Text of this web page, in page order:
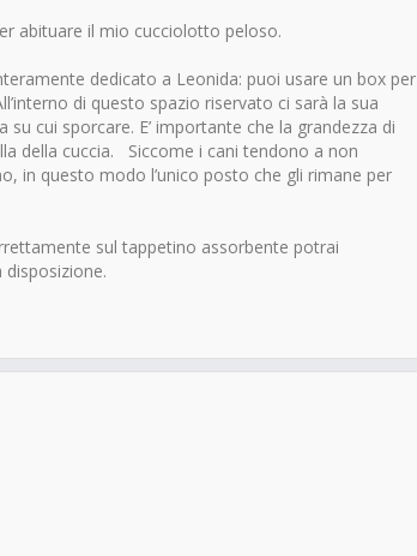
abituare il mio cucciolotto peloso.
dedicato a Leonida: puoi usare un box per
di questo spazio riservato ci sarà la sua
su cui sporcare. E’ importante che la grandezza di
della cuccia. Siccome i cani tendono a non
in questo modo l’unico posto che gli rimane per
sul tappetino assorbente potrai